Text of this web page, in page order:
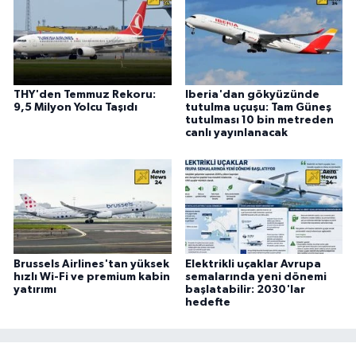
THY'den Temmuz Rekoru:
9,5 Milyon Yolcu Taşıdı
Iberia'dan gökyüzünde
tutulma uçuşu: Tam Güneş
tutulması 10 bin metreden
canlı yayınlanacak
Brussels Airlines'tan yüksek
hızlı Wi-Fi ve premium kabin
yatırımı
Elektrikli uçaklar Avrupa
semalarında yeni dönemi
başlatabilir: 2030'lar
hedefte